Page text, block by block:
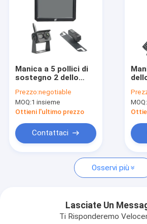
Chi siamo
Fatory Tour
notizie
Richiedere un preventivo
Macchina fotografica di sostegno
Manica a 5 pollici di
sostegno 2 dello
della macchina
fotografica inversa
del veicolo di DVR
Prezzo:negotiable
MOQ:1 insieme
Ottieni l'ultimo prezzo
Contattaci
MOQ:
Osservi più
Lasciate Un
Ti Risponderemo